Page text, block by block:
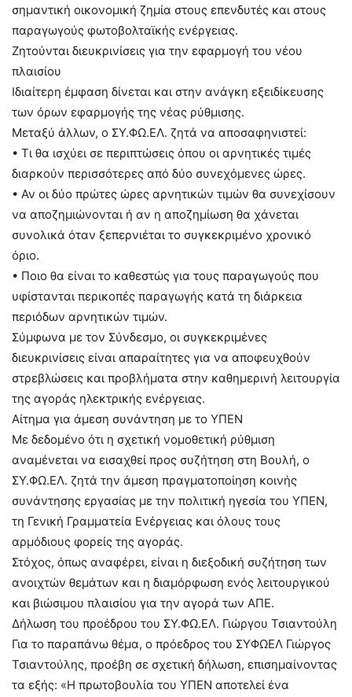
σημαντική οικονομική ζημία στους επενδυτές και στους
παραγωγούς φωτοβολταϊκής ενέργειας.
Ζητούνται διευκρινίσεις για την εφαρμογή του νέου
πλαισίου
Ιδιαίτερη έμφαση δίνεται και στην ανάγκη εξειδίκευσης
των όρων εφαρμογής της νέας ρύθμισης.
Μεταξύ άλλων, ο ΣΥ.ΦΩ.ΕΛ. ζητά να αποσαφηνιστεί:
• Τι θα ισχύει σε περιπτώσεις όπου οι αρνητικές τιμές
διαρκούν περισσότερες από δύο συνεχόμενες ώρες.
• Αν οι δύο πρώτες ώρες αρνητικών τιμών θα συνεχίσουν
να αποζημιώνονται ή αν η αποζημίωση θα χάνεται
συνολικά όταν ξεπερνιέται το συγκεκριμένο χρονικό
όριο.
• Ποιο θα είναι το καθεστώς για τους παραγωγούς που
υφίστανται περικοπές παραγωγής κατά τη διάρκεια
περιόδων αρνητικών τιμών.
Σύμφωνα με τον Σύνδεσμο, οι συγκεκριμένες
διευκρινίσεις είναι απαραίτητες για να αποφευχθούν
στρεβλώσεις και προβλήματα στην καθημερινή λειτουργία
της αγοράς ηλεκτρικής ενέργειας.
Αίτημα για άμεση συνάντηση με το ΥΠΕΝ
Με δεδομένο ότι η σχετική νομοθετική ρύθμιση
αναμένεται να εισαχθεί προς συζήτηση στη Βουλή, ο
ΣΥ.ΦΩ.ΕΛ. ζητά την άμεση πραγματοποίηση κοινής
συνάντησης εργασίας με την πολιτική ηγεσία του ΥΠΕΝ,
τη Γενική Γραμματεία Ενέργειας και όλους τους
αρμόδιους φορείς της αγοράς.
Στόχος, όπως αναφέρει, είναι η διεξοδική συζήτηση των
ανοιχτών θεμάτων και η διαμόρφωση ενός λειτουργικού
και βιώσιμου πλαισίου για την αγορά των ΑΠΕ.
Δήλωση του προέδρου του ΣΥ.ΦΩ.ΕΛ. Γιώργου Τσιαντούλη
Για το παραπάνω θέμα, ο πρόεδρος του ΣΥΦΩΕΛ Γιώργος
Τσιαντούλης, προέβη σε σχετική δήλωση, επισημαίνοντας
τα εξής: «Η πρωτοβουλία του ΥΠΕΝ αποτελεί ένα